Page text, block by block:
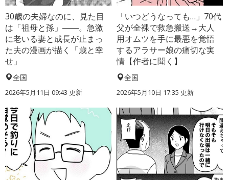
30歳の夫婦なのに、見た目
は「祖母と孫」――。急激
に老いる妻と成長が止まっ
た夫の漫画が描く「歳と幸
せ」
全国
2026年5月11日 09:43 更新
「いつどうなっても…」70代
父が全裸で救急搬送→大人
用オムツを手に最悪を覚悟
するアラサー娘の痛切な実
情【作者に聞く】
全国
2026年5月10日 17:35 更新